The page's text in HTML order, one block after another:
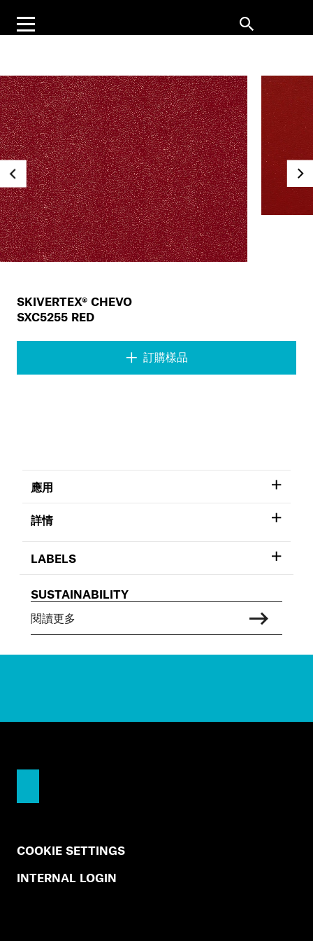
SKIVERTEX® CHEVO
SXC5255 RED
訂購樣品
應用
詳情
LABELS
SUSTAINABILITY
閱讀更多
COOKIE SETTINGS
INTERNAL LOGIN